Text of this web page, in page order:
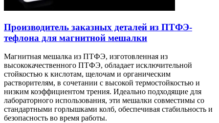
Производитель заказных деталей из ПТФЭ-
тефлона для магнитной мешалки
Магнитная мешалка из ПТФЭ, изготовленная из
высококачественного ПТФЭ, обладает исключительной
стойкостью к кислотам, щелочам и органическим
растворителям, в сочетании с высокой термостойкостью и
низким коэффициентом трения. Идеально подходящие для
лабораторного использования, эти мешалки совместимы со
стандартными горлышками колб, обеспечивая стабильность и
безопасность во время работы.